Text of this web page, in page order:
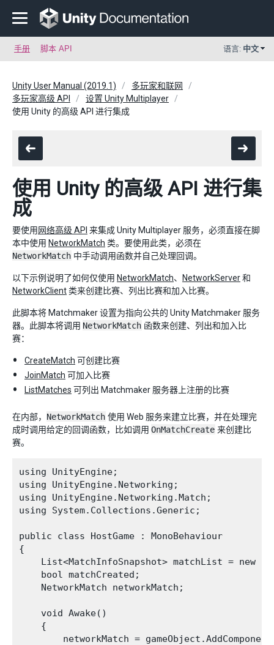
手册 脚本 API 语言: 中文
Unity User Manual (2019.1)
多玩家和联网
多玩家高级 API
设置 Unity Multiplayer
使用 Unity 的高级 API 进行集成
使用 Unity 的高级 API 进行集
成
要使用 网络高级 API 来集成 Unity Multiplayer 服务，必须直接在脚
本中使用 NetworkMatch 类。要使用此类，必须在
NetworkMatch 中手动调用函数并自己处理回调。
以下示例说明了如何仅使用 NetworkMatch、 NetworkServer和
NetworkClient 类来创建比赛、列出比赛和加入比赛。
此脚本将 Matchmaker 设置为指向公共的 Unity Matchmaker 服务
器。此脚本将调用 NetworkMatch 函数来创建、列出和加入比
赛：
CreateMatch 可创建比赛
JoinMatch 可加入比赛
ListMatches 可列出 Matchmaker 服务器上注册的比赛
在内部， NetworkMatch 使用 Web 服务来建立比赛，并在处理完
成时调用给定的回调函数，比如调用 OnMatchCreate 来创建比
赛。
using UnityEngine;
using UnityEngine.Networking;
using UnityEngine.Networking.Match;
using System.Collections.Generic;
public class HostGame : MonoBehaviour
{
List<MatchInfoSnapshot> matchList = new
    bool matchCreated;
    NetworkMatch networkMatch;
    void Awake()
    {
networkMatch =